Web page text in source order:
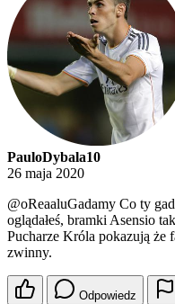
PauloDybala10
26 maja 2020
@oReaaluGadamy Co ty
oglądałeś, bramki Asensio
Pucharze Króla pokazują że
zwinny.
Odpowiedz